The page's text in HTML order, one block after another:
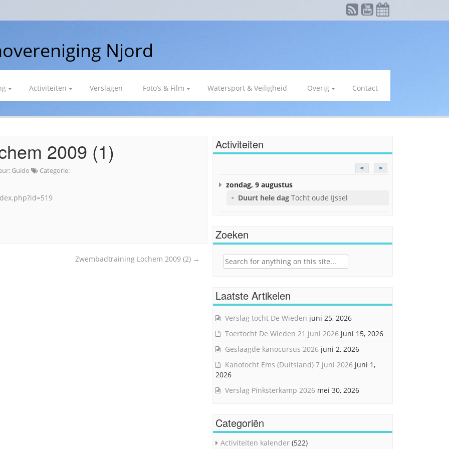
Njord
Activiteiten Verslagen Foto’s & Film Watersport & Veiligheid Overig Contact
2009 (1)
Guido Categorie:
Zwembadtraining Lochem 2009 (2) →
Activiteiten
< >
zondag, 9 augustus
Duurt hele dag Tocht oude IJssel
Zoeken
Search
Laatste Artikelen
Verslag tocht De Wieden juni 25, 2026
Toertocht De Wieden 21 juni 2026 juni 15, 2026
Geslaagde kanocursus 2026 juni 2, 2026
Kanotocht Ems (Duitsland) 7 juni 2026 juni 1,
2026
Verslag Pinksterkamp 2026 mei 30, 2026
Categoriën
Activiteiten kalender (522)